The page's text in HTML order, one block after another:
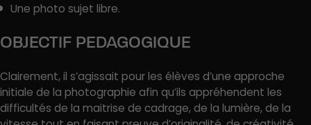
Une photo sujet libre.
OBJECTIF PEDAGOGIQUE
Clairement, il s’agissait pour les élèves d’une approche
initiale de la photographie afin qu’ils appréhendent les
difficultés de la maitrise de cadrage, de la lumière, de la